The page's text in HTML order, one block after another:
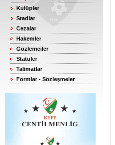
Kulüpler
Stadlar
Cezalar
Hakemler
Gözlemciler
Statüler
Talimatlar
Formlar - Sözleşmeler